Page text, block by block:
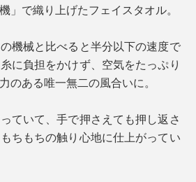
」で織り上げたフェイスタオル。
機械と比べると半分以下の速度で
に負担をかけず、空気をたっぷり
のある唯一無二の風合いに。
ていて、手で押さえても押し返さ
ちもちの触り心地に仕上がってい